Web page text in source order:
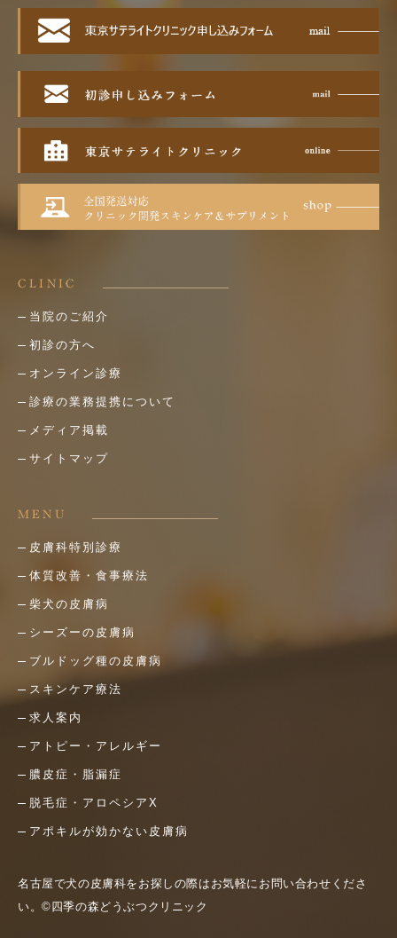
CLINIC
当院のご紹介
初診の方へ
オンライン診療
診療の業務提携について
メディア掲載
サイトマップ
MENU
皮膚科特別診療
体質改善・食事療法
柴犬の皮膚病
シーズーの皮膚病
ブルドッグ種の皮膚病
スキンケア療法
求人案内
アトピー・アレルギー
膿皮症・脂漏症
脱毛症・アロペシアX
アポキルが効かない皮膚病
名古屋で犬の皮膚科をお探しの際はお気軽にお問い合わせくださ
い。©四季の森どうぶつクリニック